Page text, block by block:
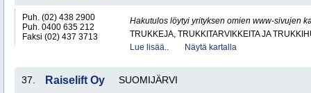
Puh. (02) 438 2900
Puh. 0400 635 212
Faksi (02) 437 3713
Hakutulos löytyi yrityksen omien www-sivujen
TRUKKEJA, TRUKKITARVIKKEITA JA
Lue lisää..
Näytä kartalla
37. Raiselift Oy SUOMIJÄRVI